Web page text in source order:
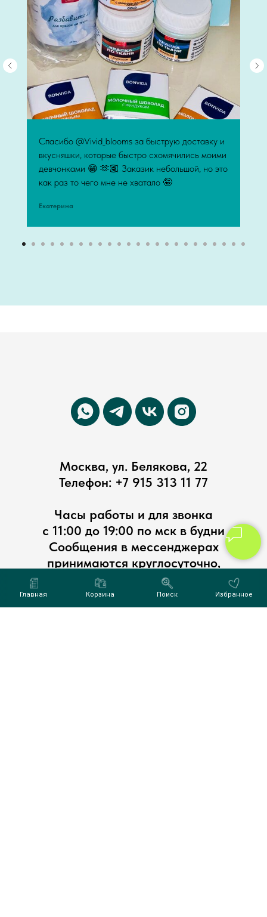
Главная Корзина Поиск Избранное
Спасибо @Vivid_blooms за быструю доставку и
вкусняшки, которые быстро схомячились моими
девчонками 😁 🫶🏽 Заказик небольшой, но это
как раз то чего мне не хватало 🤪
Екатерина
Москва, ул. Белякова, 22
Телефон: +7 915 313 11 77
Часы работы и для звонка
с 11:00 до 19:00 по мск в будни
Сообщения в мессенджерах
принимаются круглосуточно,
обрабатываются в рабочее время в
порядке очередности